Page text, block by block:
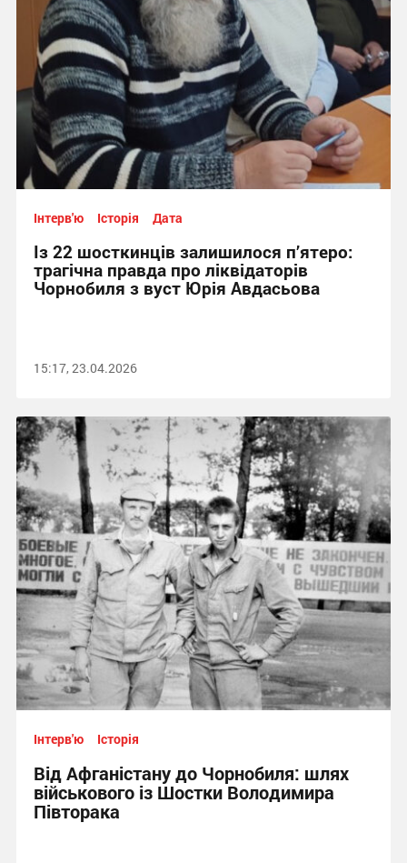
Інтерв'ю Історія Дата
Із 22 шосткинців залишилося п’ятеро:
трагічна правда про ліквідаторів
Чорнобиля з вуст Юрія Авдасьова
15:17, 23.04.2026
Інтерв'ю Історія
Від Афганістану до Чорнобиля: шлях
військового із Шостки Володимира
Півторака